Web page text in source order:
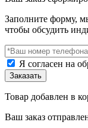
Заполните форму,
чтобы обсудить
Я согласен на
Товар добавлен в
Ваш заказ